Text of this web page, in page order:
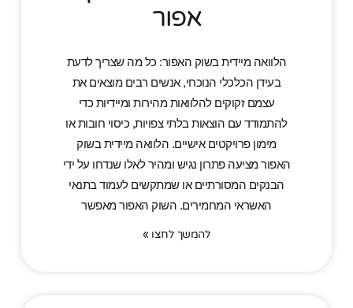
אפור
הלוואה מיידית בשוק האפור: כל מה שצריך לדעת
בעידן הכלכלי הנוכחי, אנשים רבים מוצאים את
עצמם זקוקים להלוואות מהירות ומיידיות כדי
להתמודד עם הוצאות בלתי צפויות, כיסוי חובות או
מימון פרויקטים אישיים. הלוואה מיידית בשוק
האפור מציעה פתרון נגיש ומהיר לאלו שנדחו על ידי
הבנקים המסורתיים או שמתקשים לעמוד בתנאי
האשראי המחמירים. השוק האפור מאפשר
להמשך לחצו »